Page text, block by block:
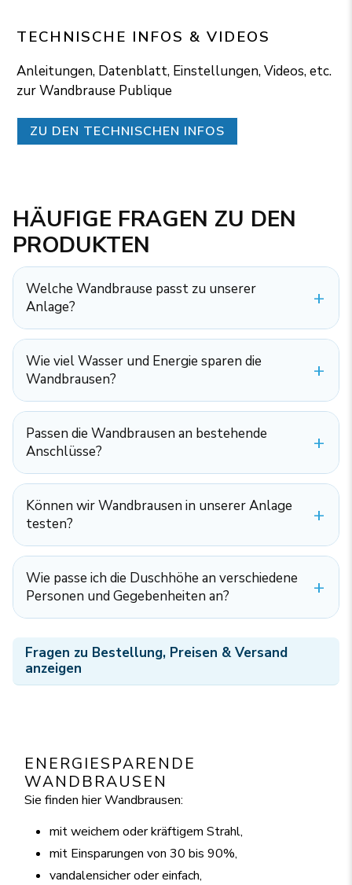
TECHNISCHE INFOS & VIDEOS
Anleitungen, Datenblatt, Einstellungen, Videos, etc.
zur Wandbrause Publique
ZU DEN TECHNISCHEN INFOS
HÄUFIGE FRAGEN ZU DEN
PRODUKTEN
Welche Wandbrause passt zu unserer
Anlage?
Wie viel Wasser und Energie sparen die
Wandbrausen?
Passen die Wandbrausen an bestehende
Anschlüsse?
Können wir Wandbrausen in unserer Anlage
testen?
Wie passe ich die Duschhöhe an verschiedene
Personen und Gegebenheiten an?
Fragen zu Bestellung, Preisen & Versand
anzeigen
ENERGIESPARENDE
WANDBRAUSEN
Sie finden hier Wandbrausen:
mit weichem oder kräftigem Strahl,
mit Einsparungen von 30 bis 90%,
vandalensicher oder einfach,